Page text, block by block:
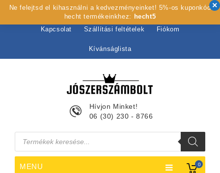
Kezdőlap Rólunk Webshop Szolgáltatások
Kapcsolat Szállítási feltételek Fiókom
Kívánságlista
0
Hívjon Minket!
06 (30) 230 - 8766
Products
search
MENU
Ne felejtsd el kihasználni a kedvezményeinket! 5%-os kuponkód
hecht termékeinkhez: hecht5